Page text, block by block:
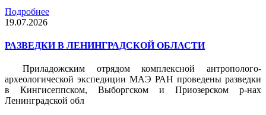
Подробнее
19.07.2026
РАЗВЕДКИ В ЛЕНИНГРАДСКОЙ ОБЛАСТИ
Приладожским отрядом комплексной антрополого-
археологической экспедиции МАЭ РАН проведены разведки
в Кингисеппском, Выборгском и Приозерском р-нах
Ленинградской обл